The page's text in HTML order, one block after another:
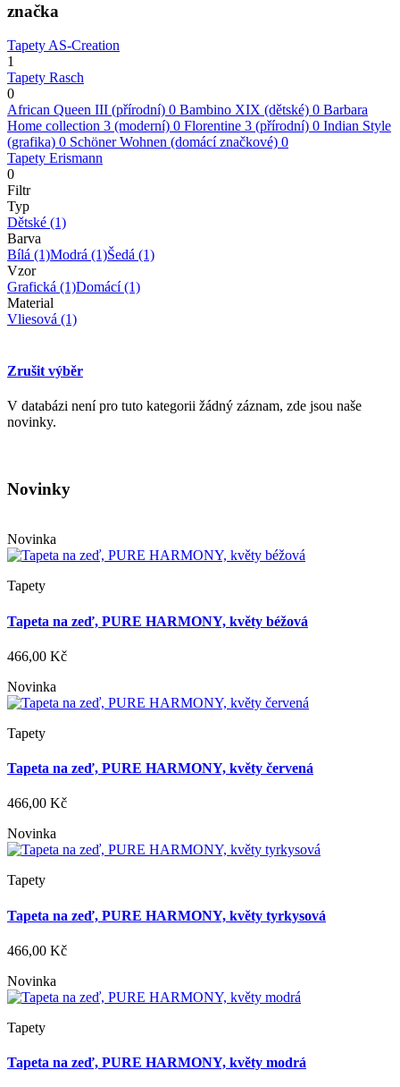
značka
Tapety AS-Creation
1
Tapety Rasch
0
African Queen III (přírodní) 0 Bambino XIX (dětské) 0 Barbara
Home collection 3 (moderní) 0 Florentine 3 (přírodní) 0 Indian Style
(grafika) 0 Schöner Wohnen (domácí značkové) 0
Tapety Erismann
0
Filtr
Typ
Dětské (1)
Barva
Bílá (1)Modrá (1)Šedá (1)
Vzor
Grafická (1)Domácí(1)
Material
Vliesová (1)
Zrušit výběr
V databázi není pro tuto kategorii žádný záznam, zde jsou naše
novinky.
Novinky
Novinka
Tapety
Tapeta na zeď, PURE HARMONY, květy béžová
466,00 Kč
Novinka
Tapety
Tapeta na zeď, PURE HARMONY, květy červená
466,00 Kč
Novinka
Tapety
Tapeta na zeď, PURE HARMONY, květy tyrkysová
466,00 Kč
Novinka
Tapety
Tapeta na zeď, PURE HARMONY, květy modrá